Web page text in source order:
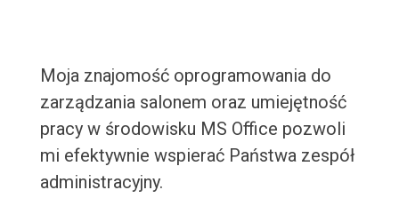
Moja znajomość oprogramowania do
zarządzania salonem oraz umiejętność
pracy w środowisku MS Office pozwoli
mi efektywnie wspierać Państwa zespół
administracyjny.